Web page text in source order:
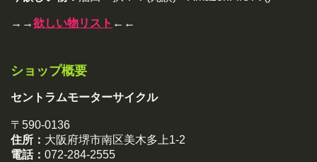
→→欲しい物リスト ←←
ショップ概要
セントラムモーターサイクル
〒590-0136
住所： 大阪府堺市南区美木多上1-2
電話： 072-284-2555